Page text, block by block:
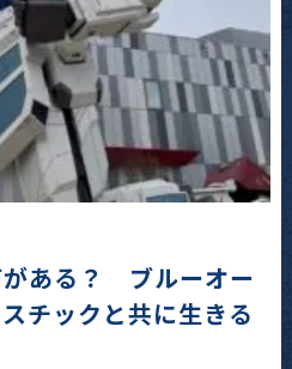
ある？ ブルーオー
チックと共に生きる